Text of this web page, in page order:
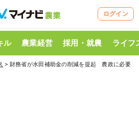
ログイン
ル 農業経営 採用・就農 ライフ
> 財務省が水田補助金の削減を提起 農政に必要